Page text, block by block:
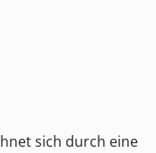
sich durch eine